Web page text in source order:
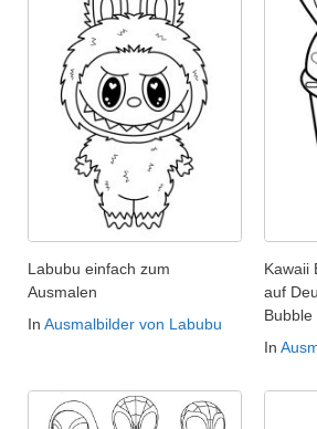
Labubu einfach zum
Ausmalen
In Ausmalbilder von Labubu
Kawaii
auf
Bubble
In